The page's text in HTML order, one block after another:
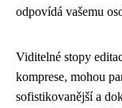
odpovídá vašemu
Viditelné stopy
komprese, mohou
sofistikovanější a